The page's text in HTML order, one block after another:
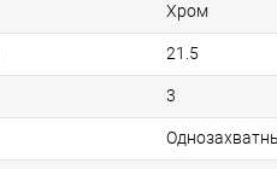
Хром
21.5
3